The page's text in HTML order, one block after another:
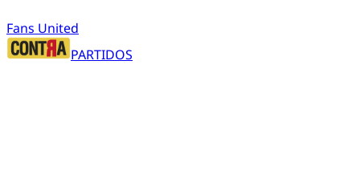
Fans United
PARTIDOS